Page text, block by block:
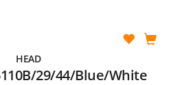
HEAD
29/44/Blue/White